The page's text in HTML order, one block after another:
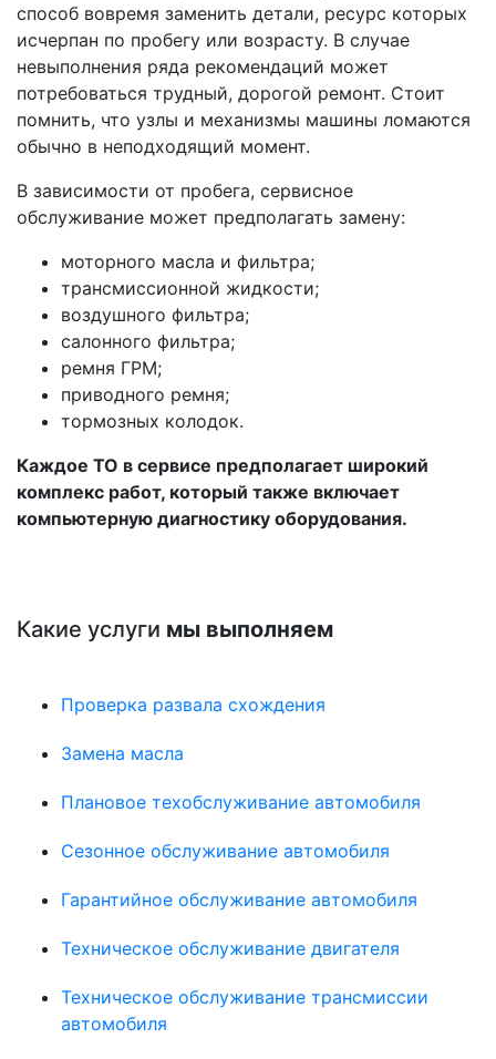
способ вовремя заменить детали, ресурс которых
исчерпан по пробегу или возрасту. В случае
невыполнения ряда рекомендаций может
потребоваться трудный, дорогой ремонт. Стоит
помнить, что узлы и механизмы машины ломаются
обычно в неподходящий момент.
В зависимости от пробега, сервисное
обслуживание может предполагать замену:
моторного масла и фильтра;
трансмиссионной жидкости;
воздушного фильтра;
салонного фильтра;
ремня ГРМ;
приводного ремня;
тормозных колодок.
Каждое ТО в сервисе предполагает широкий
комплекс работ, который также включает
компьютерную диагностику оборудования.
Какие услуги мы выполняем
Проверка развала схождения
Замена масла
Плановое техобслуживание автомобиля
Сезонное обслуживание автомобиля
Гарантийное обслуживание автомобиля
Техническое обслуживание двигателя
Техническое обслуживание трансмиссии
автомобиля